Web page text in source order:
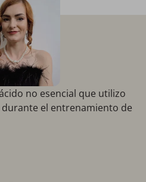
no esencial que utilizo
el entrenamiento de